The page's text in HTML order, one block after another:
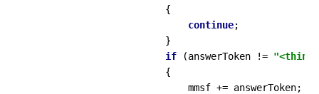
                        {
continue;
                        }
if (answerToken !=
                        {
                            mmsf += answerToken;